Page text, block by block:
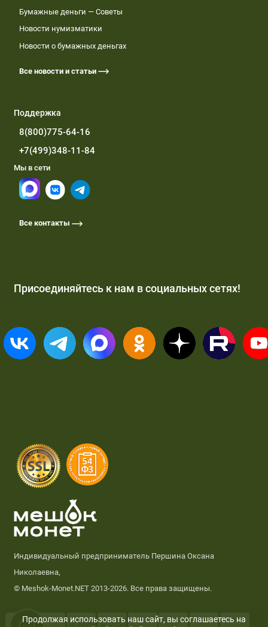
Бумажные деньги — Советы
Новости нумизматики
Новости о бумажных деньгах
Все новости и статьи
Поддержка
8(800)775-64-16
+7(499)348-11-84
Мы в сети
Все контакты
Присоединяйтесь к нам в социальных сетях!
Индивидуальный предприниматель Першина Оксана
Николаевна,
© Meshok-Monet.NET 2013-2026. Все права защищены.
Продолжая использовать наш сайт, вы соглашаетесь на